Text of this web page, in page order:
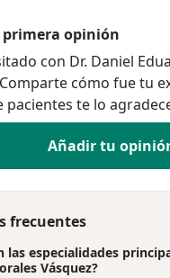
primera opinión
con Dr. Daniel
cómo fue tu
pacientes te lo
Añadir tu
frecuentes
las especialidades
Vásquez?